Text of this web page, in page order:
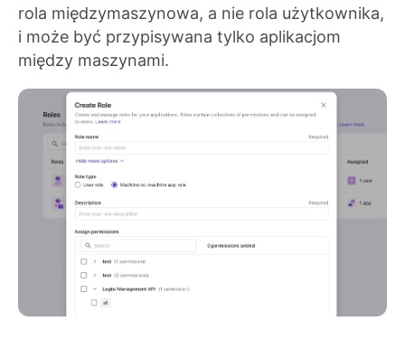
rola międzymaszynowa, a nie rola użytkownika,
i może być przypisywana tylko aplikacjom
między maszynami.